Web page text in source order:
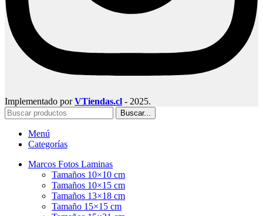
Implementado porVTiendas.cl - 2025.
Buscar...
Menú
Categorías
Marcos Fotos Laminas
Tamaños 10×10 cm
Tamaños 10×15 cm
Tamaños 13×18 cm
Tamaño 15×15 cm